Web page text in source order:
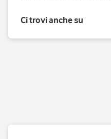
Ci trovi anche su